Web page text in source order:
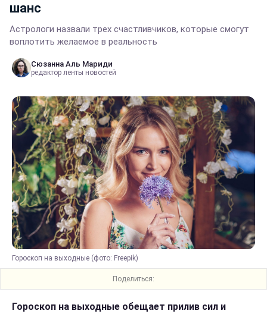
шанс
Астрологи назвали трех счастливчиков, которые смогут
воплотить желаемое в реальность
Сюзанна Аль Мариди
редактор ленты новостей
Гороскоп на выходные (фото: Freepik)
Поделиться:
Гороскоп на выходные обещает прилив сил и